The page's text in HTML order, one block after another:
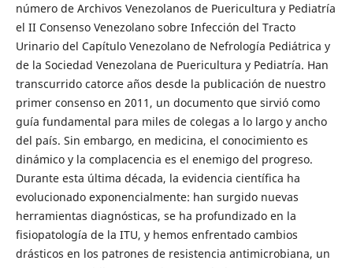
número de Archivos Venezolanos de Puericultura y Pediatría
el II Consenso Venezolano sobre Infección del Tracto
Urinario del Capítulo Venezolano de Nefrología Pediátrica y
de la Sociedad Venezolana de Puericultura y Pediatría. Han
transcurrido catorce años desde la publicación de nuestro
primer consenso en 2011, un documento que sirvió como
guía fundamental para miles de colegas a lo largo y ancho
del país. Sin embargo, en medicina, el conocimiento es
dinámico y la complacencia es el enemigo del progreso.
Durante esta última década, la evidencia científica ha
evolucionado exponencialmente: han surgido nuevas
herramientas diagnósticas, se ha profundizado en la
fisiopatología de la ITU, y hemos enfrentado cambios
drásticos en los patrones de resistencia antimicrobiana, un